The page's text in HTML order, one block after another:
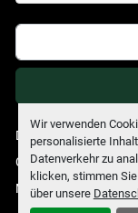
Wir verwenden
personalisierte
Datenverkehr zu
klicken, stimmen
über unsere
Datenschutzerklärung
Cookie-Einstellungen
Machinio System-